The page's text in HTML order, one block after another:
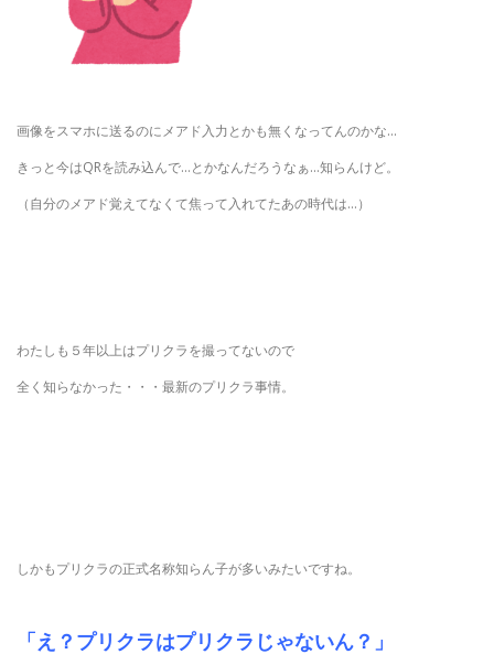
画像をスマホに送るのにメアド入力とかも無くなってんのかな…
きっと今はQRを読み込んで…とかなんだろうなぁ…知らんけど。
（自分のメアド覚えてなくて焦って入れてたあの時代は…）
わたしも５年以上はプリクラを撮ってないので
全く知らなかった・・・最新のプリクラ事情。
しかもプリクラの正式名称知らん子が多いみたいですね。
「え？プリクラはプリクラじゃないん？」